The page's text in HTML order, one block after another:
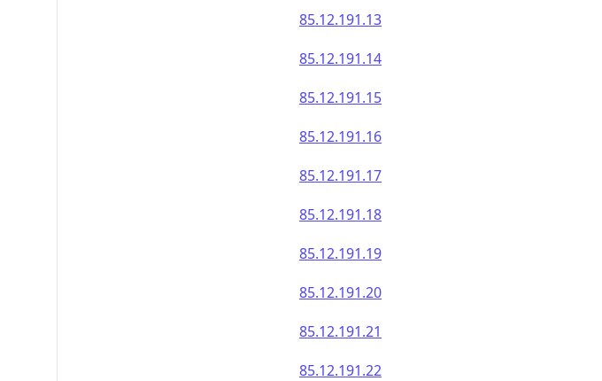
85.12.191.13
85.12.191.14
85.12.191.15
85.12.191.16
85.12.191.17
85.12.191.18
85.12.191.19
85.12.191.20
85.12.191.21
85.12.191.22